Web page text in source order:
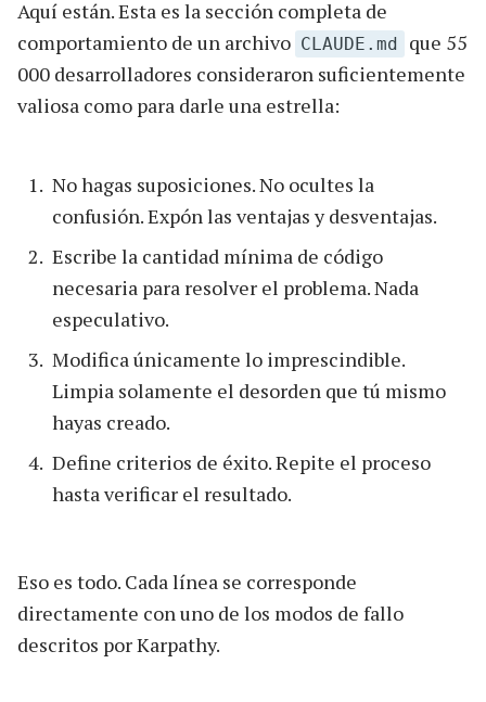
Aquí están. Esta es la sección completa de
comportamiento de un archivo CLAUDE.md
que 55
000 desarrolladores consideraron suficientemente
valiosa como para darle una estrella:
No hagas suposiciones. No ocultes la
confusión. Expón las ventajas y desventajas.
Escribe la cantidad mínima de código
necesaria para resolver el problema. Nada
especulativo.
Modifica únicamente lo imprescindible.
Limpia solamente el desorden que tú mismo
hayas creado.
Define criterios de éxito. Repite el proceso
hasta verificar el resultado.
Eso es todo. Cada línea se corresponde
directamente con uno de los modos de fallo
descritos por Karpathy.